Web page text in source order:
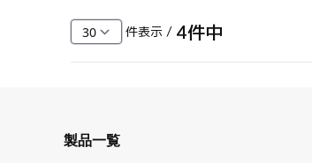
件表示 / 4件中
製品一覧